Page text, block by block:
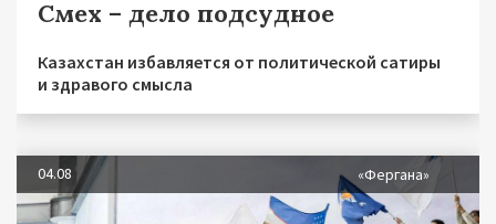
Смех – дело подсудное
Казахстан избавляется от политической сатиры
и здравого смысла
04.08 «Фергана»